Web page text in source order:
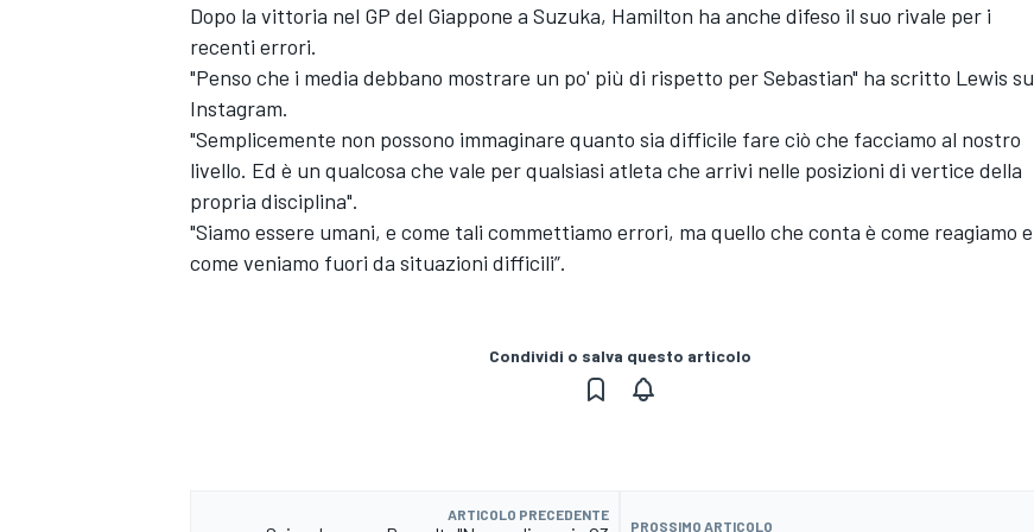
Dopo la vittoria nel GP del Giappone a Suzuka, Hamilton ha anche difeso il suo rivale per i
recenti errori.
"Penso che i media debbano mostrare un po' più di rispetto per Sebastian" ha scritto Lewis su
Instagram.
"Semplicemente non possono immaginare quanto sia difficile fare ciò che facciamo al nostro
livello. Ed è un qualcosa che vale per qualsiasi atleta che arrivi nelle posizioni di vertice della
propria disciplina".
"Siamo essere umani, e come tali commettiamo errori, ma quello che conta è come reagiamo e
come veniamo fuori da situazioni difficili”.
Condividi o salva questo articolo
ARTICOLO PRECEDENTE
PROSSIMO ARTICOLO